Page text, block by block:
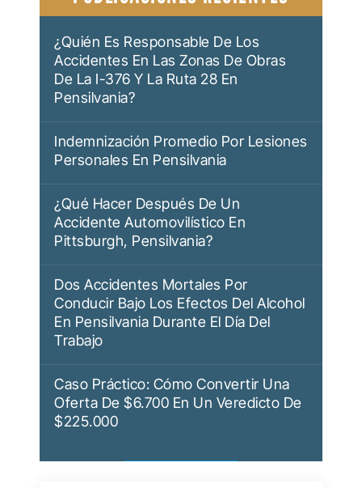
ENTRADAS
¿Quién Es Responsable De Los
Accidentes En Las Zonas De Obras
De La I-376 Y La Ruta 28 En
Pensilvania?
Indemnización Promedio Por Lesiones
Personales En Pensilvania
¿Qué Hacer Después De Un
Accidente Automovilístico En
Pittsburgh, Pensilvania?
Dos Accidentes Mortales Por
Conducir Bajo Los Efectos Del Alcohol
En Pensilvania Durante El Día Del
Trabajo
Caso Práctico: Cómo Convertir Una
Oferta De $6.700 En Un Veredicto De
$225.000